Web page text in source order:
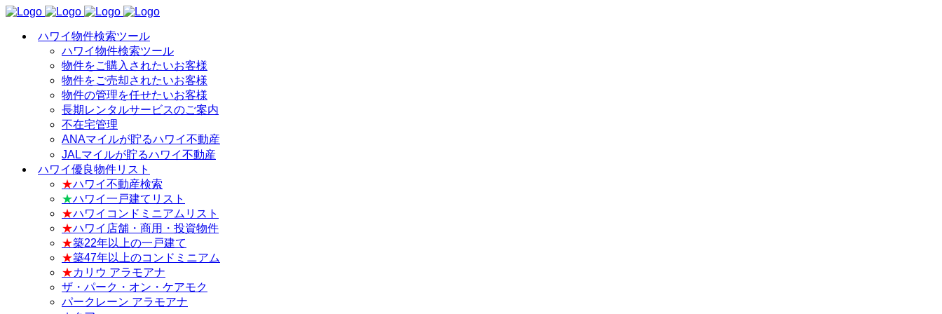
ハワイ物件検索ツール
ハワイ物件検索ツール
物件をご購入されたいお客様
物件をご売却されたいお客様
物件の管理を任せたいお客様
長期レンタルサービスのご案内
不在宅管理
ANAマイルが貯るハワイ不動産
JALマイルが貯るハワイ不動産
ハワイ優良物件リスト
★ハワイ不動産検索
★ハワイ一戸建てリスト
★ハワイコンドミニアムリスト
★ハワイ店舗・商用・投資物件
★築22年以上の一戸建て
★築47年以上のコンドミニアム
★カリウ アラモアナ
ザ・パーク・オン・ケアモク
パークレーン アラモアナ